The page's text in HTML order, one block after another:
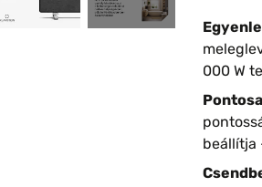
000 W
beállítja